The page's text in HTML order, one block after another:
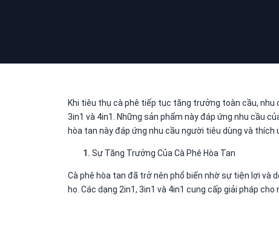
Khi tiêu thụ cà phê tiếp tục tăng trưởng toàn cầu, nhu
3in1 và 4in1. Những sản phẩm này đáp ứng nhu cầu
hòa tan này đáp ứng nhu cầu người tiêu dùng và thích
Sự Tăng Trưởng Của Cà Phê Hòa Tan
Cà phê hòa tan đã trở nên phổ biến nhờ sự tiện lợi và
họ. Các dạng 2in1, 3in1 và 4in1 cung cấp giải pháp